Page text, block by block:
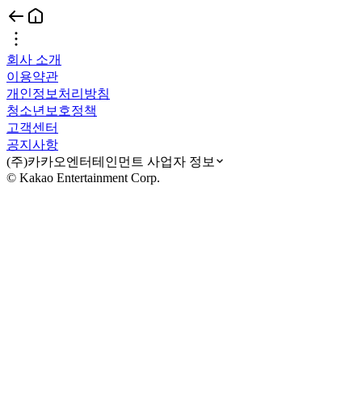
회사 소개
이용약관
개인정보처리방침
청소년보호정책
고객센터
공지사항
(주)카카오엔터테인먼트 사업자 정보
© Kakao Entertainment Corp.